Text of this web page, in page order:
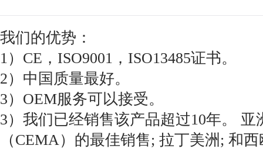
我们的优势：
1）CE，ISO9001，ISO13485证书。
2）中国质量最好。
3）OEM服务可以接受。
3）我们已经销售该产品超过10年。
（CEMA）的最佳销售; 拉丁美洲; 和